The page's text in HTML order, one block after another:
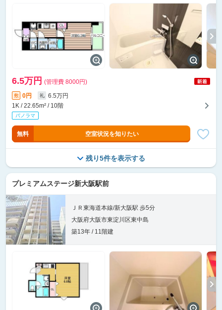
6.5万円 (管理費 8000円)
敷 0円 礼
6.5万円
1K / 22.65m² / 10階
無料 空室状況を知りたい
残り5件を表示する
プレミアムステージ新大阪駅前
ＪＲ東海道本線/新大阪駅 歩5分
大阪府大阪市東淀川区東中島
築13年 / 11階建